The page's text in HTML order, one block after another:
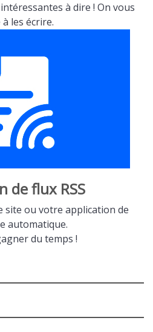
à dire ! On vous
à les écrire.
de flux RSS
site ou votre application de
automatique.
du temps !